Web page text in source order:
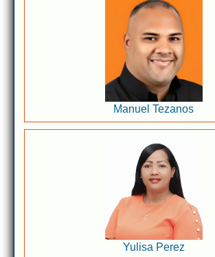
Manuel Tezanos
Yulisa Perez